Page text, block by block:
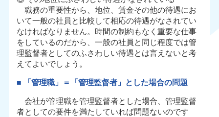
職務の重要性から、地位、賃金その他の待遇にお
いて一般の社員と比較して相応の待遇がなされてい
なければなりません。時間の制約もなく重要な仕事
をしているのだから、一般の社員と同じ程度では管
理監督者としてのふさわしい待遇とは言えないと考
えてよいでしょう。
■ 「管理職」＝「管理監督者」とした場合の問題
会社が管理職を管理監督者とした場合、管理監督
者としての要件を満たしていれば問題ないのです